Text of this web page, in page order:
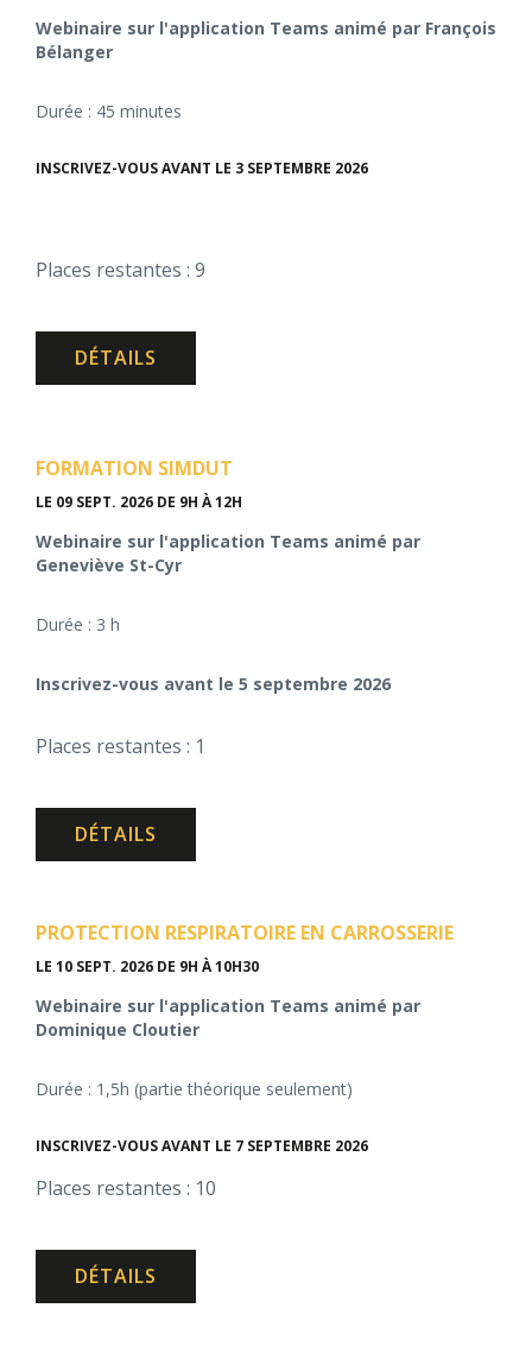
Webinaire sur l'application Teams animé par François
Bélanger
Durée : 45 minutes
INSCRIVEZ-VOUS AVANT LE 3 SEPTEMBRE 2026
Places restantes : 9
DÉTAILS
FORMATION SIMDUT
LE 09 SEPT. 2026 DE 9H À 12H
Webinaire sur l'application Teams animé par
Geneviève St-Cyr
Durée : 3 h
Inscrivez-vous avant le 5 septembre 2026
Places restantes : 1
DÉTAILS
PROTECTION RESPIRATOIRE EN CARROSSERIE
LE 10 SEPT. 2026 DE 9H À 10H30
Webinaire sur l'application Teams animé par
Dominique Cloutier
Durée : 1,5h (partie théorique seulement)
INSCRIVEZ-VOUS AVANT LE 7 SEPTEMBRE 2026
Places restantes : 10
DÉTAILS